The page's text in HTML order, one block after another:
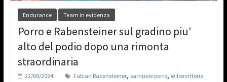
Endurance Team in evidenza
Porro e Rabensteiner sul gradino piu’
alto del podio dopo una rimonta
straordinaria
22/08/2024 Fabian Rabensteiner, samuele porro, wiliervittoria